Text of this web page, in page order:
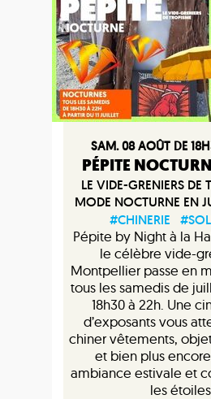
SAM. 08 AOÛT DE
PÉPITE
LE VIDE-GRENIERS DE
MODE NOCTURNE EN
#CHINERIE
Pépite by Night à la
le célèbre vide-
Montpellier passe en
tous les samedis de
18h30 à 22h. Une
d’exposants vous
chiner vêtements,
et bien plus
ambiance estivale et
les étoiles.